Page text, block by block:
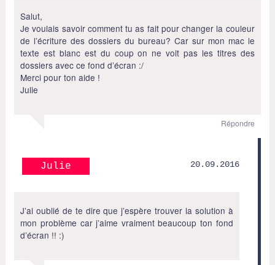
Salut,
Je voulais savoir comment tu as fait pour changer la couleur
de l’écriture des dossiers du bureau? Car sur mon mac le
texte est blanc est du coup on ne voit pas les titres des
dossiers avec ce fond d’écran :/
Merci pour ton aide !
Julie
Répondre
Julie 20.09.2016
J’ai oublié de te dire que j’espère trouver la solution à
mon problème car j’aime vraiment beaucoup ton fond
d’écran !! :)